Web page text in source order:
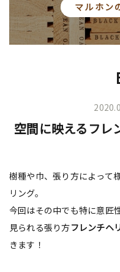
マルホン
空間に映えるフレ
樹種や巾、張り方によって
リング。
今回はその中でも特に意匠
見られる張り方フレンチヘ
きます！